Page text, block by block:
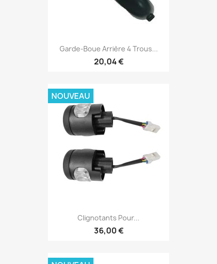
Garde-Boue Arrière 4 Trous...
20,04 €
Clignotants Pour...
36,00 €
NOUVEAU